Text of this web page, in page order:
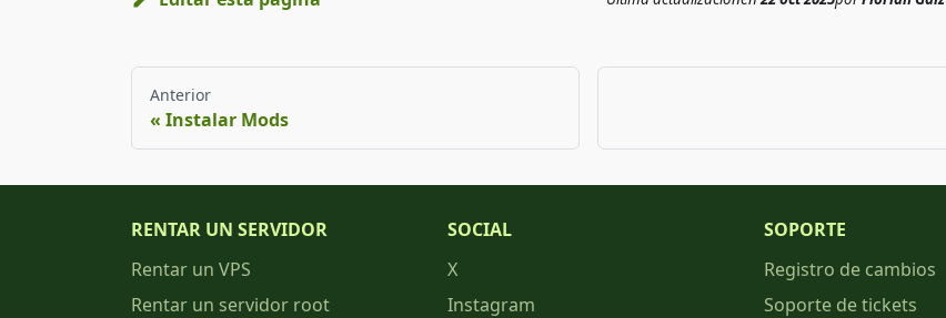
Anterior
Instalar Mods
RENTAR UN SERVIDOR
Rentar un VPS
Rentar un servidor root
SOCIAL
X
Instagram
SOPORTE
Registro de cambios
Soporte de tickets